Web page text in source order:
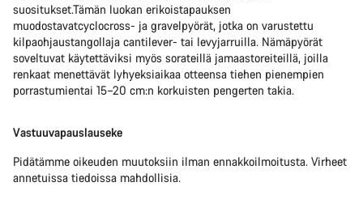
suositukset.Tämän luokan erikoistapauksen
muodostavatcyclocross- ja gravelpyörät, jotka on varustettu
kilpaohjaustangollaja cantilever- tai levyjarruilla. Nämäpyörät
soveltuvat käytettäviksi myös sorateillä jamaastoreiteillä, joilla
renkaat menettävät lyhyeksiaikaa otteensa tiehen pienempien
porrastumientai 15–20 cm:n korkuisten pengerten takia.
Vastuuvapauslauseke
Pidätämme oikeuden muutoksiin ilman ennakkoilmoitusta. Virheet
annetuissa tiedoissa mahdollisia.